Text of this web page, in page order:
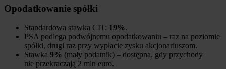
Opodatkowanie spółki
Standardowa stawka CIT: 19%.
PSA podlega podwójnemu opodatkowaniu – raz na poziomie
spółki, drugi raz przy wypłacie zysku akcjonariuszom.
Stawka 9% (mały podatnik) – dostępna, gdy przychody
nie przekraczają 2 mln euro.